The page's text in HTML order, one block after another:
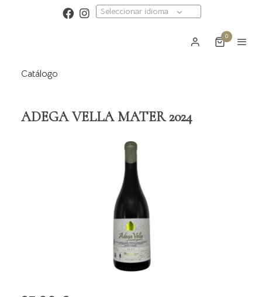
Seleccionar idioma
0
Catálogo
ADEGA VELLA MATER 2024